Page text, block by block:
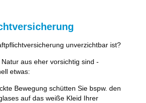
unverzichtbar ist?
aus eher vorsichtig sind -
etwas:
Bewegung schütten Sie bspw. den
auf das weiße Kleid Ihrer